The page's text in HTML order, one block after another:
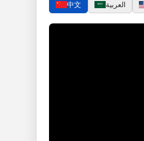
中文 العربية